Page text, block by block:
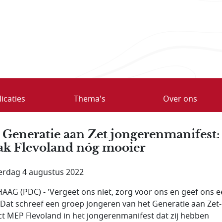
Thema's Over ons
aan Zet jongerenmanifest:
Flevoland nóg mooier
4 augustus 2022
(PDC) - 'Vergeet ons niet, zorg voor ons en geef ons
schreef een groep jongeren van het Generatie aan Zet-
MEP Flevoland in het jongerenmanifest dat zij hebben